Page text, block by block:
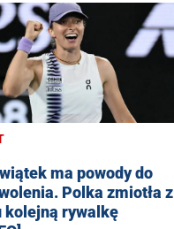
ma powody do
Polka zmiotła z
kolejną rywalkę